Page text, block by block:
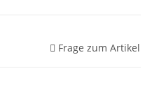
Frage zum Artikel